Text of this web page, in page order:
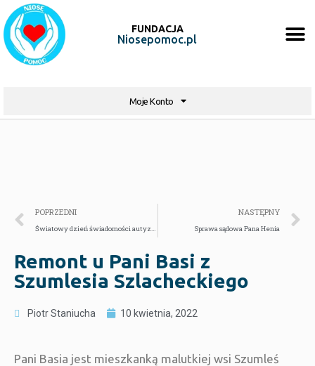
FUNDACJA
Niosepomoc.pl
Moje Konto
POPRZEDNI NASTĘPNY
Sprawa sądowa Pana Henia
Remont u Pani Basi z
Szumlesia Szlacheckiego
Piotr Staniucha 10 kwietnia, 2022
Pani Basia jest mieszkanką malutkiej wsi Szumleś